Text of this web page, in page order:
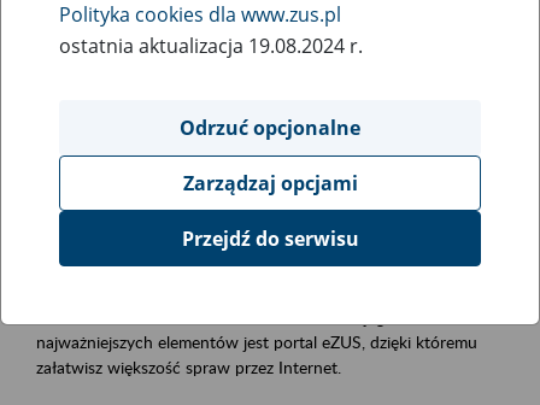
Rodzaj wydarzenia
Szkolenia
Obszar merytoryczny
obsługa klientów
Opis wydarzenia
Platforma Usług Elektronicznych eZUS
najważniejszych elementów jest portal eZUS, dzięki któremu
załatwisz większość spraw przez Internet.
Polityka cookies dla www.zus.pl
ostatnia aktualizacja 19.08.2024 r.
Odrzuć opcjonalne
Zarządzaj opcjami
Przejdź do serwisu